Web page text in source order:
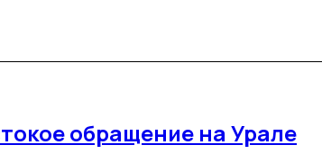
обращение на Урале